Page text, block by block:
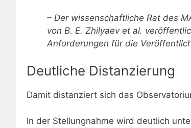
– Der wissenschaftliche Rat des
von B. E. Zhilyaev et al.
Anforderungen für die
Deutliche Distanzierung
Damit distanziert sich das
In der Stellungnahme wird deutlich